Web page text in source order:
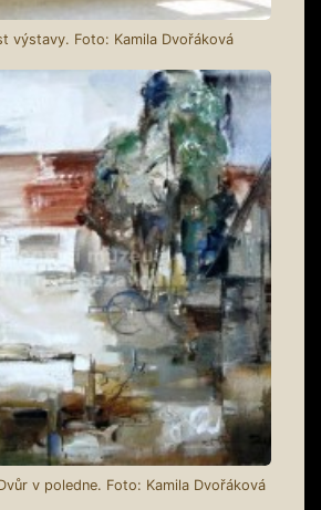
výstavy. Foto: Kamila Dvořáková
v poledne. Foto: Kamila Dvořáková